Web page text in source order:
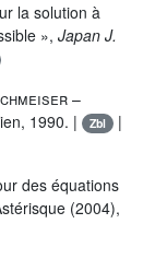
la solution à
», Japan J.
–
1990. | Zbl |
des équations
(2004),